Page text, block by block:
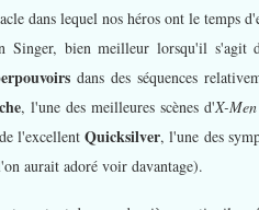
dans lequel nos héros ont le temps
bien meilleur lorsqu'il s'agit
dans des séquences
, l'une des meilleures scènes d'X-
l'excellentQuicksilver, l'une des
aurait adoré voir davantage).